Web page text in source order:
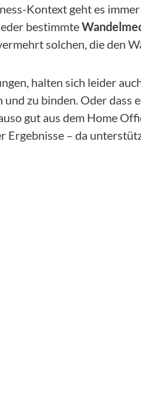
Kontext geht es
bestimmte
solchen, die den
halten sich leider
zu binden. Oder dass
gut aus dem Home
– da